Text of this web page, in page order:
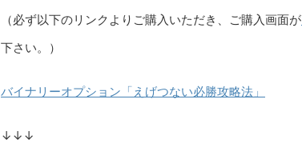
（必ず以下のリンクよりご購入いただき、ご購入画面が
下さい。）
バイナリーオプション「えげつない必勝攻略法」
↓↓↓